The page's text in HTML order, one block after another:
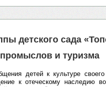
детского сада
и туризма
детей к культуре
к отеческому наследию